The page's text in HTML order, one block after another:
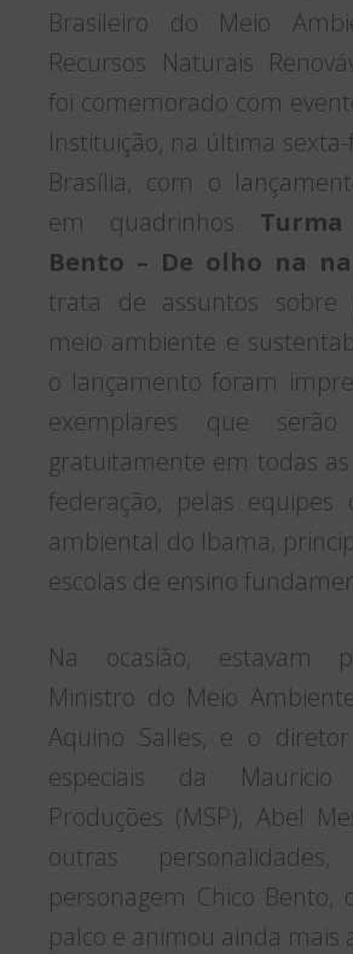
Brasileiro do Meio
Recursos Naturais
foi comemorado com
Instituição, na última
Brasília, com o
em quadrinhos
Bento – De olho na
trata de assuntos sobre
meio ambiente e
o lançamento foram
exemplares que serão
gratuitamente em todas
federação, pelas equipes
ambiental do Ibama,
escolas de ensino
Na ocasião, estavam
Ministro do Meio
Aquino Salles, e o
especiais da
Produções (MSP), Abel
outras
personagem Chico Bento,
palco e animou ainda mais